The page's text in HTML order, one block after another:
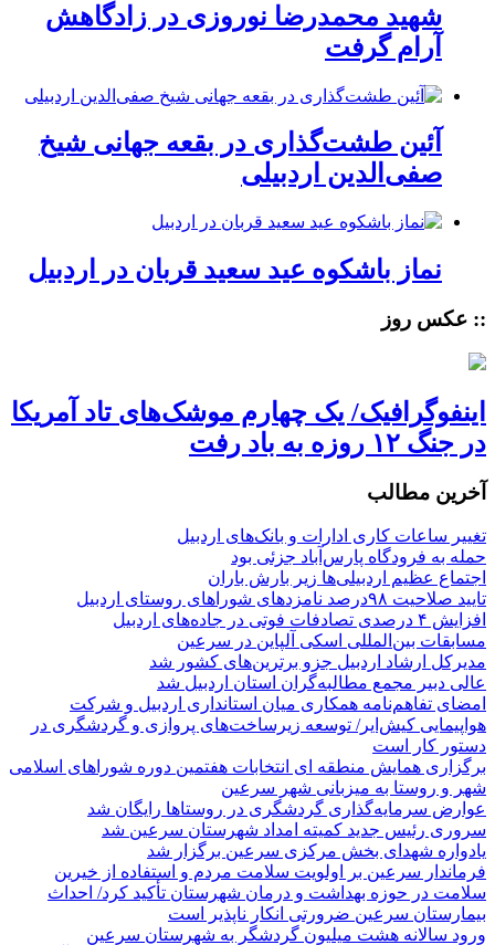
شهید محمدرضا نوروزی در زادگاهش
آرام گرفت
آئین طشت‌گذاری در بقعه جهانی شیخ
صفی‌الدین اردبیلی
نماز باشکوه عید سعید قربان در اردبیل
:: عکس روز
اینفوگرافیک/ یک چهارم موشک‌های تاد آمریکا
در جنگ ۱۲ روزه به باد رفت
آخرین مطالب
تغییر ساعات کاری ادارات و بانک‌های اردبیل
حمله به فرودگاه پارس‌‌آباد جزئی بود
اجتماع عظیم اردبیلی‌ها زیر بارش باران
تایید صلاحیت ۹۸درصد نامزدهای شوراهای روستای اردبیل
افزایش ۴ درصدی تصادفات فوتی در جاده‌های اردبیل
مسابقات بین‌المللی اسکی آلپاین در سرعین
مدیرکل ارشاد اردبیل جزو برترین‌های کشور شد
عالی دبیر مجمع مطالبه‌گران استان اردبیل شد
امضای تفاهم‌نامه همکاری میان استانداری اردبیل و شرکت
هواپیمایی کیش‌ایر/ توسعه زیرساخت‌های پروازی و گردشگری در
دستور کار است
برگزاری همایش منطقه ای انتخابات هفتمین دوره شوراهای اسلامی
شهر و روستا به میزبانی شهر سرعین
عوارض سرمایه‌گذاری گردشگری در روستاها رایگان شد
سروری رئیس جدید کمیته امداد شهرستان سرعین شد
یادواره شهدای بخش مرکزی سرعین برگزار شد
فرماندار سرعین بر اولویت سلامت مردم و استفاده از خیرین
سلامت در حوزه بهداشت و درمان شهرستان تأکید کرد/ احداث
بیمارستان سرعین ضرورتی انکار ناپذیر است
ورود سالانه هشت میلیون گردشگر به شهرستان سرعین